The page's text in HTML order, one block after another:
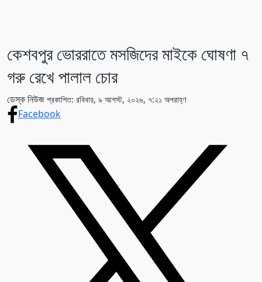
কেশবপুর ভোররাতে মসজিদের মাইকে ঘোষণা ৭
গরু রেখে পালাল চোর
ডেস্ক নিউজ প্রকাশিত: রবিবার, ৯ আগস্ট, ২০২৬, ৭:২১ অপরাহ্ণ
Facebook